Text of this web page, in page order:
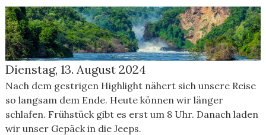
Dienstag, 13. August 2024
Nach dem gestrigen Highlight nähert sich unsere Reise
so langsam dem Ende. Heute können wir länger
schlafen. Frühstück gibt es erst um 8 Uhr. Danach laden
wir unser Gepäck in die Jeeps.